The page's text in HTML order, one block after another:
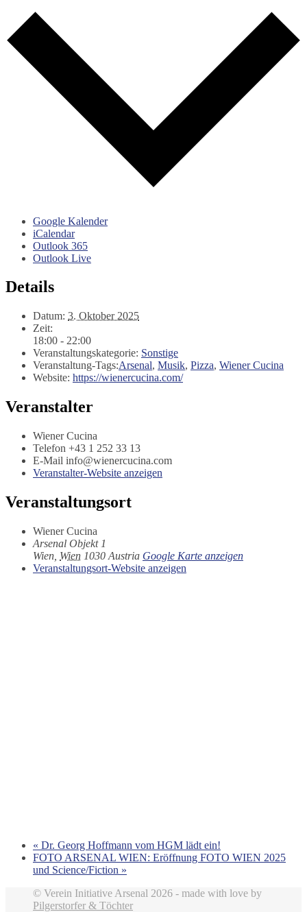
Google Kalender
iCalendar
Outlook 365
Outlook Live
Details
Datum: 3. Oktober 2025
Zeit:
18:00 - 22:00
Veranstaltungskategorie: Sonstige
Veranstaltung-Tags:Arsenal, Musik, Pizza, Wiener Cucina
Website: https://wienercucina.com/
Veranstalter
Wiener Cucina
Telefon +43 1 252 33 13
E-Mail info@wienercucina.com
Veranstalter-Website anzeigen
Veranstaltungsort
Wiener Cucina
Arsenal Objekt 1
Wien Wien 1030 Austria Google Karte anzeigen
Veranstaltungsort-Website anzeigen
« Dr. Georg Hoffmann vom HGM lädt ein!
FOTO ARSENAL WIEN: Eröffnung FOTO WIEN 2025
und Science/Fiction »
© Verein Initiative Arsenal 2026 - made with love by
Pilgerstorfer & Töchter